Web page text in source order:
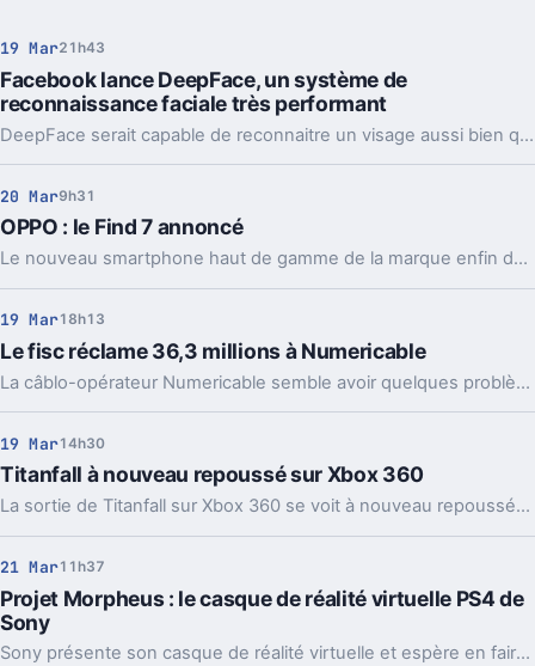
19 Mar21h43
Facebook lance DeepFace, un système de
reconnaissance faciale très performant
DeepFace serait capable de reconnaitre un visage aussi bien qu'un être humain. Il affiche un taux de réussite de 97,25% !
20 Mar9h31
OPPO : le Find 7 annoncé
Le nouveau smartphone haut de gamme de la marque enfin dévoilé
19 Mar18h13
Le fisc réclame 36,3 millions à Numericable
La câblo-opérateur Numericable semble avoir quelques problèmes avec le fisc français.
19 Mar14h30
Titanfall à nouveau repoussé sur Xbox 360
La sortie de Titanfall sur Xbox 360 se voit à nouveau repoussée au 11 avril en Europe et au 8 avril en Amérique du Nord.
21 Mar11h37
Projet Morpheus : le casque de réalité virtuelle PS4 de
Sony
Sony présente son casque de réalité virtuelle et espère en faire sur PS4 un nouveau média grand public